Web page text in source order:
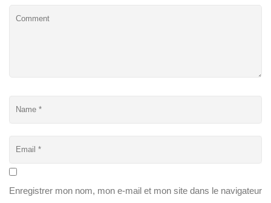
Enregistrer mon nom, mon e-mail et mon site dans le navigateur